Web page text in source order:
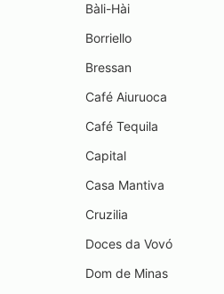
Bàli-Hài
Borriello
Bressan
Café Aiuruoca
Café Tequila
Capital
Casa Mantiva
Cruzilia
Doces da Vovó
Dom de Minas